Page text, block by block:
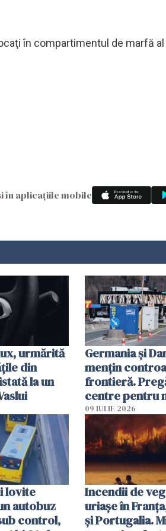
în compartimentul de marfă
în aplicațiile mobile
urmărită
din
la un
Germania și
mențin
frontieră.
centre pentru
respinși din UE
09 IULIE 2026
lovite
autobuz
control,
Incendii de
uriașe în
și Portugalia.